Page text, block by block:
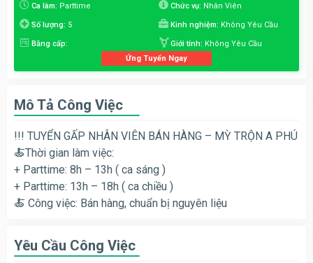
Ca làm: Parttime Chức vụ: Nhân Viên
Số lượng: 5 Kinh nghiệm: Không Yêu Cầu
Bằng cấp: Giới tính: Không Yêu Cầu
Ứng Tuyển Ngay
Mô Tả Công Việc
!!! TUYỂN GẤP NHÂN VIÊN BÁN HÀNG – MỲ TRỘN A PHÚ
🍝Thời gian làm việc:
+ Parttime: 8h – 13h ( ca sáng )
+ Parttime: 13h – 18h ( ca chiều )
🍝 Công việc: Bán hàng, chuẩn bị nguyên liệu
Yêu Cầu Công Việc